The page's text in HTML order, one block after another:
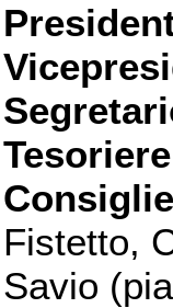
Fistetto,
Savio